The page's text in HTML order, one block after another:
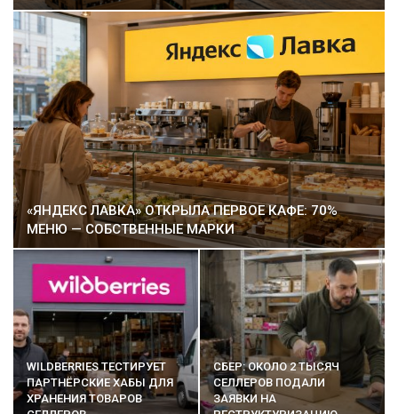
«ЯНДЕКС ЛАВКА» ОТКРЫЛА ПЕРВОЕ КАФЕ: 70%
МЕНЮ — СОБСТВЕННЫЕ МАРКИ
WILDBERRIES ТЕСТИРУЕТ
ПАРТНЁРСКИЕ ХАБЫ ДЛЯ
ХРАНЕНИЯ ТОВАРОВ
СБЕР: ОКОЛО 2 ТЫСЯЧ
СЕЛЛЕРОВ ПОДАЛИ
ЗАЯВКИ НА